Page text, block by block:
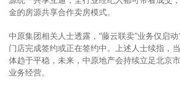
金的房源共享合作卖房模式。
中原集团相关人士透露，“藤云联卖”业务仅启
门店完成签约或正在签约中。上述人士续指，
体趋于平稳，未来，中原地产会持续立足北京
业务经营。